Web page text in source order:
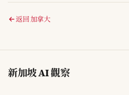
返回 加拿大
新加坡 AI 觀察